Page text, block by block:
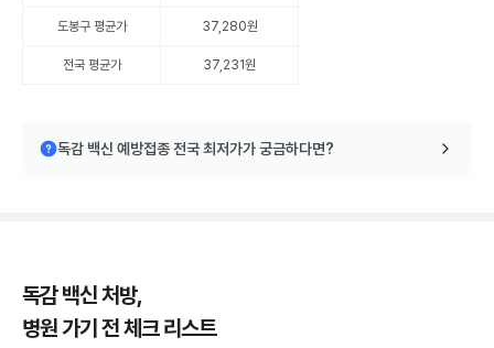
도봉구평균가 37,280원
전국 평균가 37,231원
독감 백신 예방접종 전국 최저가가 궁금하다면?
독감 백신 처방,
병원 가기 전 체크 리스트